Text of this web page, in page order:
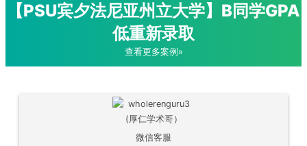
【PSU宾夕法尼亚州立大学】B同学GPA
低重新录取
查看更多案例»
微信客服